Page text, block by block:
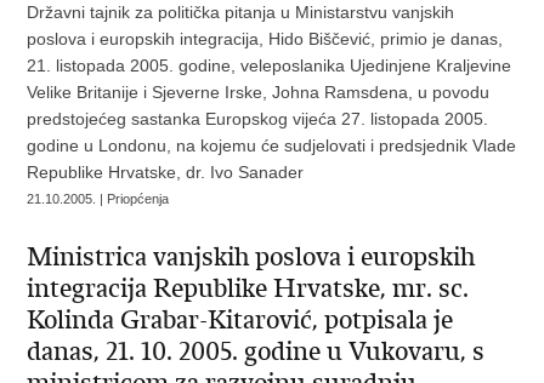
Državni tajnik za politička pitanja u Ministarstvu vanjskih
poslova i europskih integracija, Hido Biščević, primio je danas,
21. listopada 2005. godine, veleposlanika Ujedinjene Kraljevine
Velike Britanije i Sjeverne Irske, Johna Ramsdena, u povodu
predstojećeg sastanka Europskog vijeća 27. listopada 2005.
godine u Londonu, na kojemu će sudjelovati i predsjednik Vlade
Republike Hrvatske, dr. Ivo Sanader
21.10.2005. | Priopćenja
Ministrica vanjskih poslova i europskih
integracija Republike Hrvatske, mr. sc.
Kolinda Grabar-Kitarović, potpisala je
danas, 21. 10. 2005. godine u Vukovaru, s